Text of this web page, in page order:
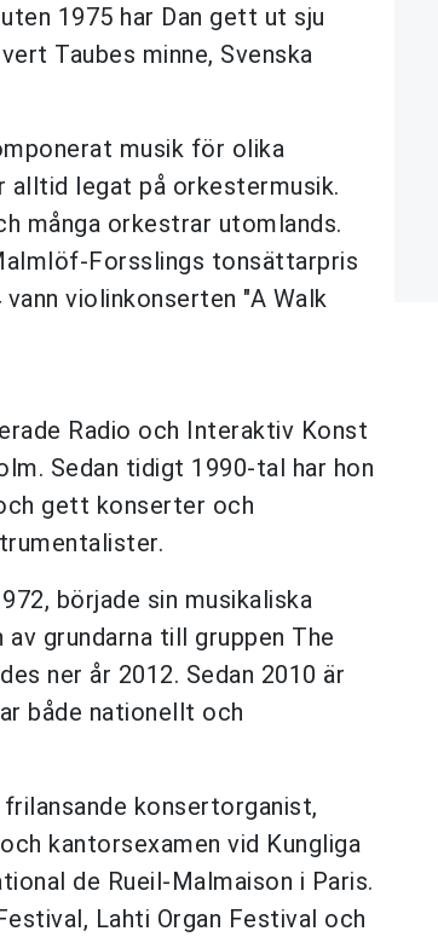
1975 har Dan gett ut sju
Taubes minne, Svenska
musik för olika
alltid legat på orkestermusik.
många orkestrar utomlands.
Forsslings tonsättarpris
violinkonserten "A Walk
Radio och Interaktiv Konst
Sedan tidigt 1990-tal har hon
gett konserter och
började sin musikaliska
grundarna till gruppen The
ner år 2012. Sedan 2010 är
både nationellt och
konsertorganist,
kantorsexamen vid Kungliga
de Rueil-Malmaison i Paris.
Lahti Organ Festival och